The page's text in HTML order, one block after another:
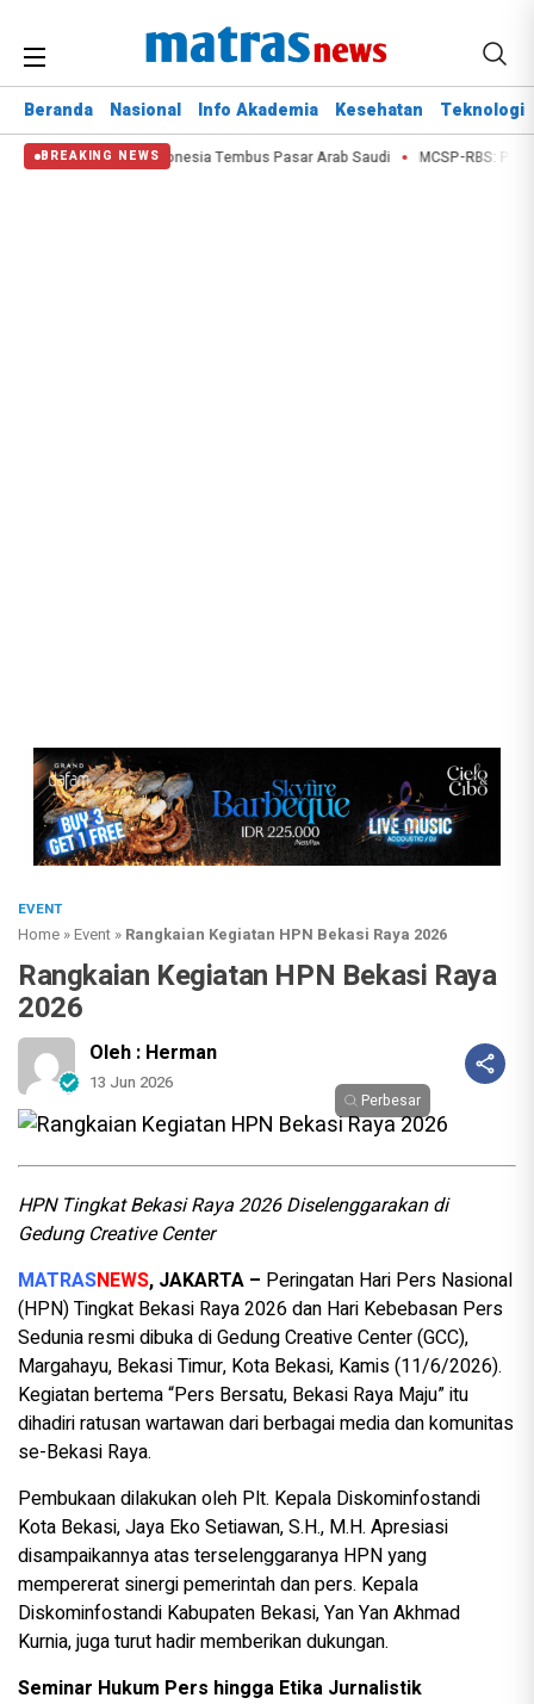
Beranda Nasional Info Akademia Kesehatan Teknologi
BREAKING NEWS
Camilan Indonesia Tembus Pasar Arab Saudi MCSP-RBS:
EVENT
Home »Event » Rangkaian Kegiatan HPN Bekasi Raya 2026
Rangkaian Kegiatan HPN Bekasi Raya
2026
Oleh : Herman
13 Jun 2026
Perbesar
HPN Tingkat Bekasi Raya 2026 Diselenggarakan di
Gedung Creative Center
MATRASNEWS, JAKARTA – Peringatan Hari Pers Nasional
(HPN) Tingkat Bekasi Raya 2026 dan Hari Kebebasan Pers
Sedunia resmi dibuka di Gedung Creative Center (GCC),
Margahayu, Bekasi Timur, Kota Bekasi, Kamis (11/6/2026).
Kegiatan bertema “Pers Bersatu, Bekasi Raya Maju” itu
dihadiri ratusan wartawan dari berbagai media dan komunitas
se-Bekasi Raya.
Pembukaan dilakukan oleh Plt. Kepala Diskominfostandi
Kota Bekasi, Jaya Eko Setiawan, S.H., M.H. Apresiasi
disampaikannya atas terselenggaranya HPN yang
mempererat sinergi pemerintah dan pers. Kepala
Diskominfostandi Kabupaten Bekasi, Yan Yan Akhmad
Kurnia, juga turut hadir memberikan dukungan.
Seminar Hukum Pers hingga Etika Jurnalistik